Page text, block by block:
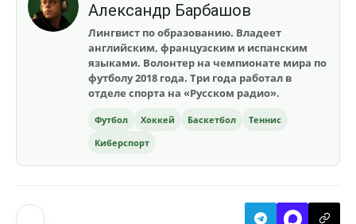
Александр Барбашов
Лингвист по образованию. Владеет
английским, французским и испанским
языками. Волонтер на чемпионате мира по
футболу 2018 года. Три года работал в
отделе спорта на «Русском радио».
Футбол Хоккей Баскетбол
Теннис
Киберспорт